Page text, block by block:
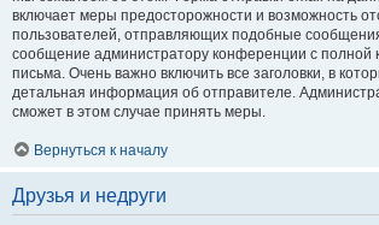
включает меры предосторожности и возможность
пользователей, отправляющих подобные
сообщение администратору конференции с полной
письма. Очень важно включить все заголовки, в
детальная информация об отправителе.
сможет в этом случае принять меры.
Вернуться к началу
Друзья и недруги